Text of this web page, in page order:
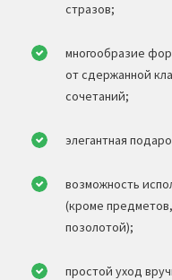
стразов;
многообразие
от сдержанной
сочетаний;
элегантная
возможность
(кроме
позолотой);
простой уход